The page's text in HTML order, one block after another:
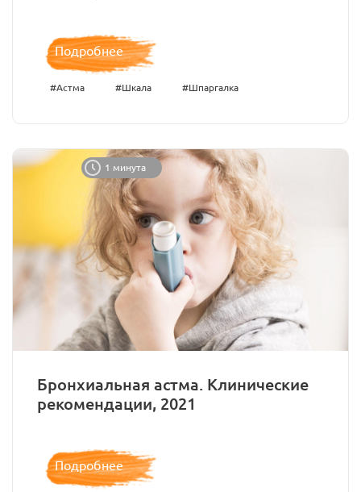
Подробнее
#Астма #Шкала #Шпаргалка
1 минута
Бронхиальная астма. Клинические
рекомендации, 2021
Подробнее